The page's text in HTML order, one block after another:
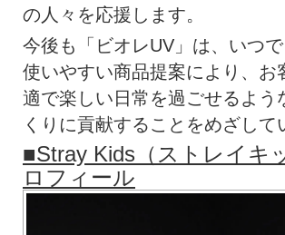
の人々を応援します。
今後も「ビオレUV」は、いつ
使いやすい商品提案により、お
適で楽しい日常を過ごせるよう
くりに貢献することをめざして
■Stray Kids（ストレイ
ロフィール